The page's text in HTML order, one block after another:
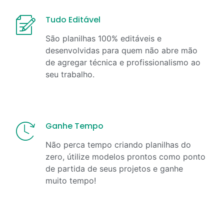
Tudo Editável
São planilhas 100% editáveis e
desenvolvidas para quem não abre mão
de agregar técnica e profissionalismo ao
seu trabalho.
Ganhe Tempo
Não perca tempo criando planilhas do
zero, útilize modelos prontos como ponto
de partida de seus projetos e ganhe
muito tempo!